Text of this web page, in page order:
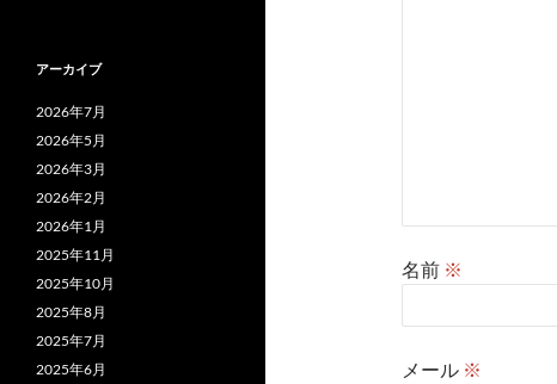
名前 ※
メール ※
アーカイブ
2026年7月
2026年5月
2026年3月
2026年2月
2026年1月
2025年11月
2025年10月
2025年8月
2025年7月
2025年6月